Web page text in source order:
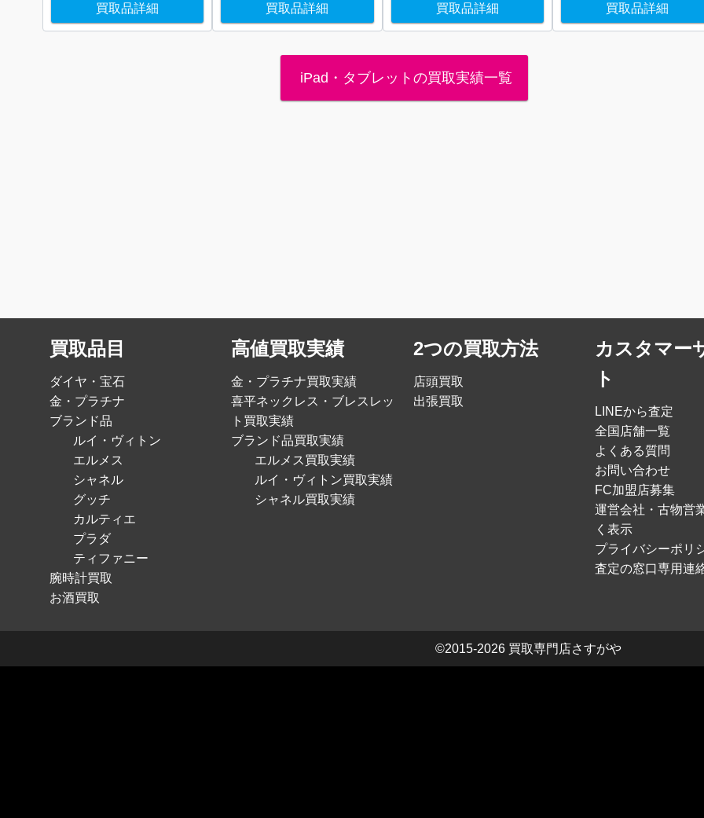
買取品詳細 買取品詳細 買取品詳細 買取品詳細
iPad・タブレットの買取実績一覧
買取品目
ダイヤ・宝石
金・プラチナ
ブランド品
ルイ・ヴィトン
エルメス
シャネル
グッチ
カルティエ
プラダ
ティファニー
腕時計買取
お酒買取
高値買取実績
金・プラチナ買取実績
喜平ネックレス・ブレスレッ
ト買取実績
ブランド品買取実績
エルメス買取実績
ルイ・ヴィトン買取実績
シャネル買取実績
2つの買取方法
店頭買取
出張買取
カスタマー
ト
LINEから査定
全国店舗一覧
よくある質問
お問い合わせ
FC加盟店募集
運営会社・古物営
く表示
プライバシーポリ
査定の窓口専用連
©2015-2026 買取専門店さすがや